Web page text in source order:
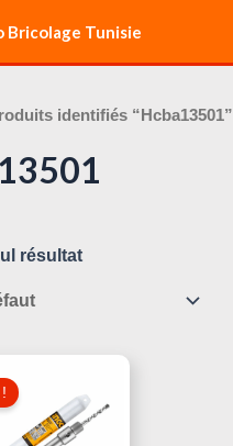
Bricolage Tunisie
identifiés “Hcba13501”
résultat
Initial
Était :
Actuel